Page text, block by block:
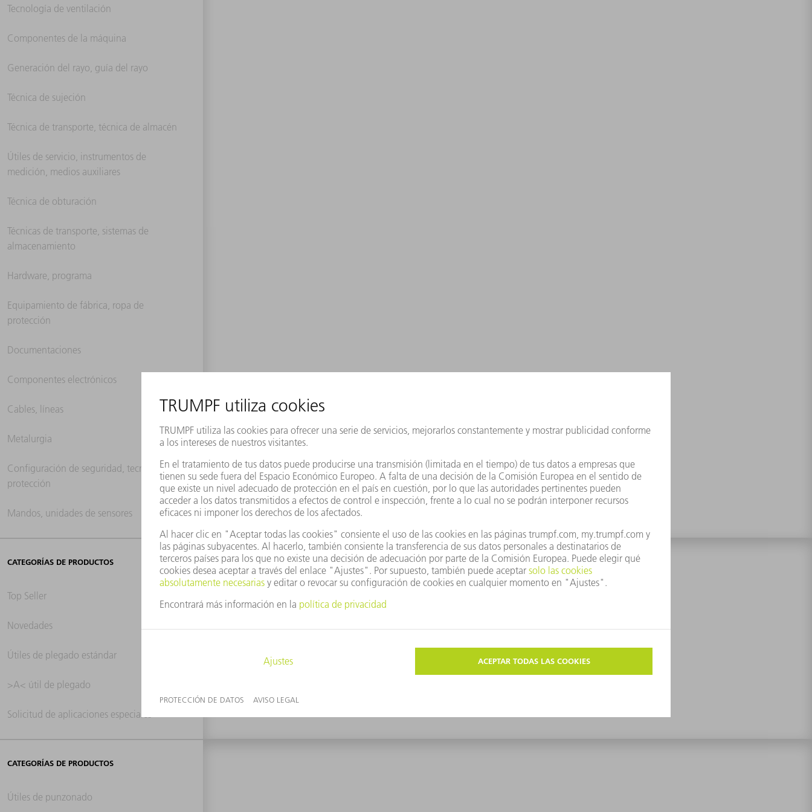
Tecnología de ventilación
Componentes de la máquina
Generación del rayo, guía del rayo
Técnica de sujeción
Técnica de transporte, técnica de almacén
Útiles de servicio, instrumentos de
medición, medios auxiliares
Técnica de obturación
Técnicas de transporte, sistemas de
almacenamiento
Hardware, programa
Equipamiento de fábrica, ropa de
protección
Documentaciones
Componentes electrónicos
Cables, líneas
Metalurgia
Configuración de seguridad, tecnología de
protección
Mandos, unidades de sensores
CATEGORÍAS DE PRODUCTOS
Top Seller
Novedades
Útiles de plegado estándar
>A< útil de plegado
Solicitud de aplicaciones especiales
CATEGORÍAS DE PRODUCTOS
Útiles de punzonado